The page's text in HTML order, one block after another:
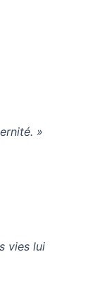
»
vies lui